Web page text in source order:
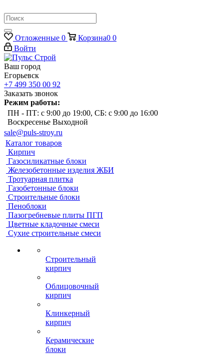
Отложенные 0 Корзина0 0
Войти
Ваш город
Егорьевск
+7 499 350 00 92
Заказать звонок
Режим работы:
ПН - ПТ: с 9:00 до 19:00, СБ: с 9:00 до 16:00
Воскресенье Выходной
sale@puls-stroy.ru
Каталог товаров
Кирпич
Газосиликатные блоки
Железобетонные изделия ЖБИ
Тротуарная плитка
Газобетонные блоки
Строительные блоки
Пеноблоки
Пазогребневые плиты ПГП
Цветные кладочные смеси
Сухие строительные смеси
Строительный
кирпич
Облицовочный
кирпич
Клинкерный
кирпич
Керамические
блоки